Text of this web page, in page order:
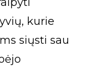
kurie
siųsti sau